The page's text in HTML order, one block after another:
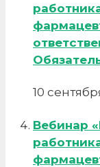
10
Вебинар